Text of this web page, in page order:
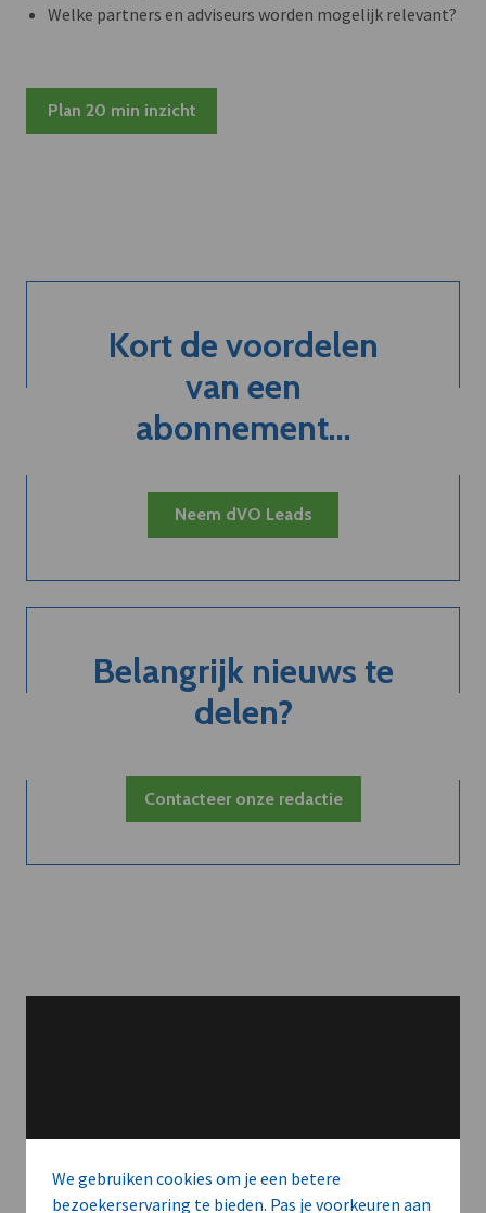
We gebruiken cookies om je een betere
bezoekerservaring te bieden. Pas je voorkeuren aan
Welke partners en adviseurs worden mogelijk relevant?
Plan 20 min inzicht
Kort de voordelen
van een
abonnement...
Neem dVO Leads
Belangrijk nieuws te
delen?
Contacteer onze redactie